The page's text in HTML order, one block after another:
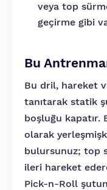
veya top
geçirme gibi
Bu
Bu dril, hareket
tanıtarak statik
boşluğu kapatır.
olarak
bulursunuz; top
ileri hareket
Pick-n-Roll